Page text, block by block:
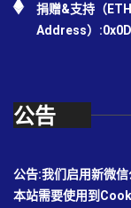
捐赠&支持（ETH
Address）
公告
公告:我们启用新微
本站需要使用到